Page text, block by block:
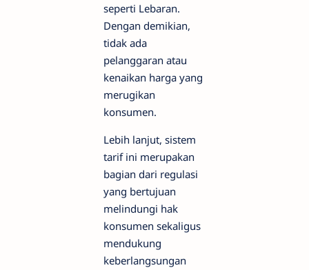
seperti Lebaran.
Dengan demikian,
tidak ada
pelanggaran atau
kenaikan harga yang
merugikan
konsumen.
Lebih lanjut, sistem
tarif ini merupakan
bagian dari regulasi
yang bertujuan
melindungi hak
konsumen sekaligus
mendukung
keberlangsungan